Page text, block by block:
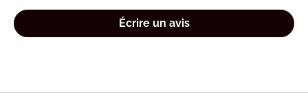
Écrire un avis